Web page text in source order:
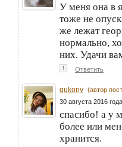
У меня она в
тоже не
же лежат
нормально,
них. Удачи
↑ Ответить
gukony (автор
30 августа 2016
спасибо! а у
более или
хранится.